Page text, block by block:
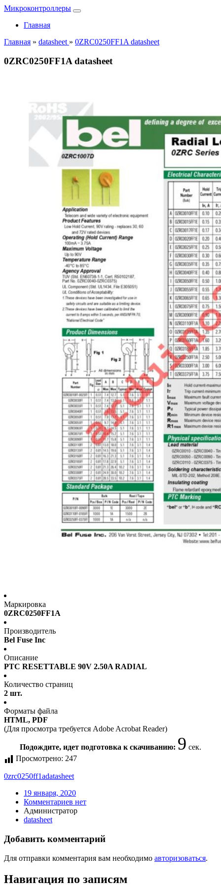
Микроконтроллеры
Главная
Главная » datasheet » 0ZRC0250FF1A datasheet
0ZRC0250FF1A datasheet
Маркировка
0ZRC0250FF1A
Производитель
Bel Fuse Inc
Описание
PTC RESETTABLE 90V 2.50A RADIAL
Количество страниц
2 шт.
Форматы файла
HTML, PDF
(Для просмотра требуется Adobe Acrobat Reader)
Подождите, идет подготовка к скачиванию: 8 сек.
Просмотрено: 247
0zrc0250ff1adatasheet
19 января, 2020
Комментариев нет
Администратор
datasheet
Добавить комментарий
Для отправки комментария вам необходимо авторизоваться.
Навигация по записям